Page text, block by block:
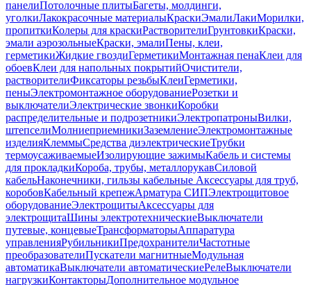
панелиПотолочные плитыБагеты, молдинги,
уголкиЛакокрасочные материалыКраскиЭмалиЛакиМорилки,
пропиткиКолеры для краскиРастворителиГрунтовкиКраски,
эмали аэрозольныеКраски, эмалиПены, клеи,
герметикиЖидкие гвоздиГерметикиМонтажная пенаКлеи для
обоевКлеи для напольных покрытийОчистители,
растворителиФиксаторы резьбыКлеиГерметики,
пеныЭлектромонтажное оборудованиеРозетки и
выключателиЭлектрические звонкиКоробки
распределительные и подрозетникиЭлектропатроныВилки,
штепселиМолниеприемникиЗаземлениеЭлектромонтажные
изделияКлеммыСредства диэлектрическиеТрубки
термоусаживаемыеИзолирующие зажимыКабель и системы
для прокладкиКороба, трубы, металлорукавСиловой
кабельНаконечники, гильзы кабельные Аксессуары для труб,
коробовКабельный крепежАрматура СИПЭлектрощитовое
оборудованиеЭлектрощитыАксессуары для
электрощитаШины электротехническиеВыключатели
путевые, концевыеТрансформаторыАппаратура
управленияРубильникиПредохранителиЧастотные
преобразователиПускатели магнитныеМодульная
автоматикаВыключатели автоматическиеРелеВыключатели
нагрузкиКонтакторыДополнительное модульное